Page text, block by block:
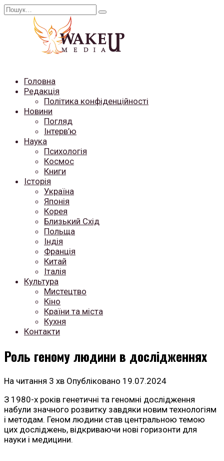
Перейти
Search
Головна
Редакція
Політика конфіденційності
Новини
Погляд
Інтерв’ю
Наука
Психологія
Космос
Книги
Історія
Україна
Японія
Корея
Близький Схід
Польща
Індія
Франція
Китай
Італія
Культура
Мистецтво
Кіно
Країни та міста
Кухня
Контакти
Роль геному людини в дослідженнях
На читання 3 хв Опубліковано 19.07.2024
З 1980-х років генетичні та геномні дослідження
набули значного розвитку завдяки новим технологіям
і методам. Геном людини став центральною темою
цих досліджень, відкриваючи нові горизонти для
науки і медицини.